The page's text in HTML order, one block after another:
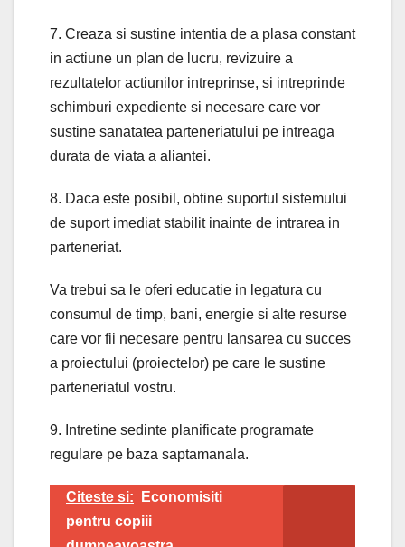
7. Creaza si sustine intentia de a plasa constant
in actiune un plan de lucru, revizuire a
rezultatelor actiunilor intreprinse, si intreprinde
schimburi expediente si necesare care vor
sustine sanatatea parteneriatului pe intreaga
durata de viata a aliantei.
8. Daca este posibil, obtine suportul sistemului
de suport imediat stabilit inainte de intrarea in
parteneriat.
Va trebui sa le oferi educatie in legatura cu
consumul de timp, bani, energie si alte resurse
care vor fii necesare pentru lansarea cu succes
a proiectului (proiectelor) pe care le sustine
parteneriatul vostru.
9. Intretine sedinte planificate programate
regulare pe baza saptamanala.
Citeste si:
Economisiti
pentru copiii